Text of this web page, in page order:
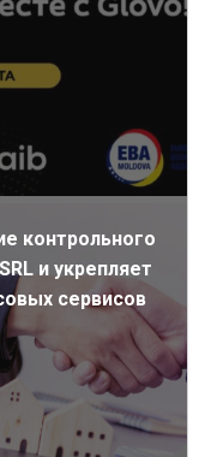
контрольного
и укрепляет
сервисов